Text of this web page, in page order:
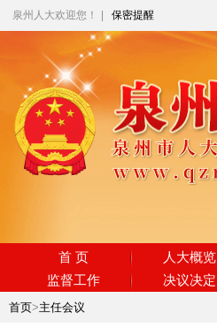
泉州人大欢迎您！ 保密提醒
首 页 人大概览
监督工作
决议决定
首页>主任会议